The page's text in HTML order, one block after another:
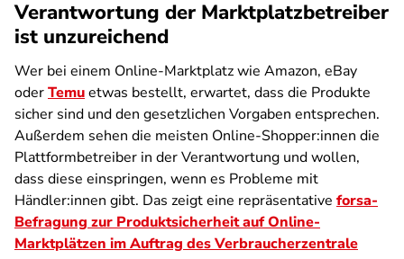
Verantwortung der Marktplatzbetreiber
ist unzureichend
Wer bei einem Online-Marktplatz wie Amazon, eBay
oderTemuetwas bestellt, erwartet, dass die Produkte
sicher sind und den gesetzlichen Vorgaben entsprechen.
Außerdem sehen die meisten Online-Shopper:innen die
Plattformbetreiber in der Verantwortung und wollen,
dass diese einspringen, wenn es Probleme mit
Händler:innen gibt. Das zeigt eine repräsentative forsa-
Befragung zur Produktsicherheit auf Online-
Marktplätzen im Auftrag des Verbraucherzentrale